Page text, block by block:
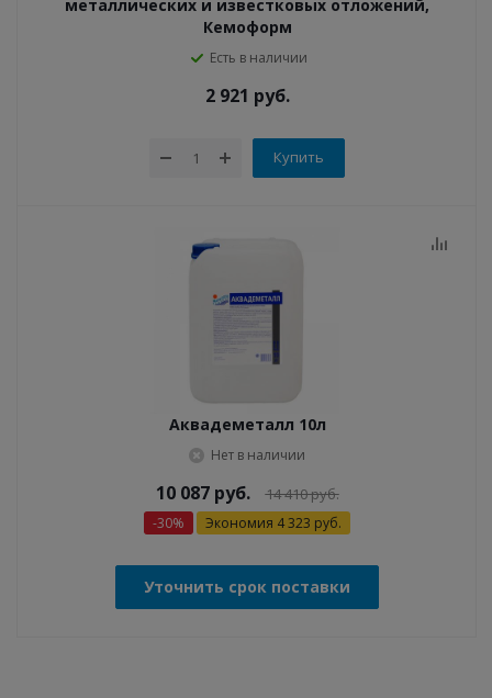
металлических и известковых отложений,
Кемоформ
Есть в наличии
2 921 руб.
Купить
Аквадеметалл 10л
Нет в наличии
10 087руб. 14 410руб.
-30% Экономия 4 323 руб.
Уточнить срок поставки